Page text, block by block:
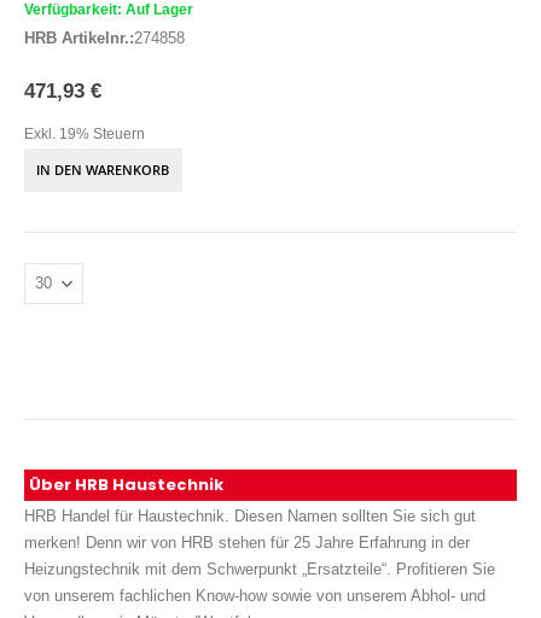
Verfügbarkeit: Auf Lager
HRB Artikelnr.:274858
471,93 €
Exkl. 19% Steuern
IN DEN WARENKORB
Über HRB Haustechnik
HRB Handel für Haustechnik. Diesen Namen sollten Sie sich gut
merken! Denn wir von HRB stehen für 25 Jahre Erfahrung in der
Heizungstechnik mit dem Schwerpunkt „Ersatzteile“. Profitieren Sie
von unserem fachlichen Know-how sowie von unserem Abhol- und